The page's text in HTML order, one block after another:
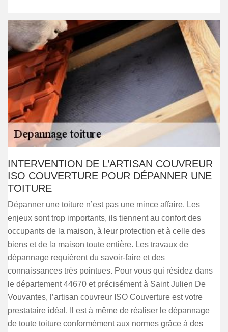
INTERVENTION DE L’ARTISAN COUVREUR
ISO COUVERTURE POUR DÉPANNER UNE
TOITURE
Dépanner une toiture n’est pas une mince affaire. Les
enjeux sont trop importants, ils tiennent au confort des
occupants de la maison, à leur protection et à celle des
biens et de la maison toute entière. Les travaux de
dépannage requièrent du savoir-faire et des
connaissances très pointues. Pour vous qui résidez dans
le département 44670 et précisément à Saint Julien De
Vouvantes, l’artisan couvreur ISO Couverture est votre
prestataire idéal. Il est à même de réaliser le dépannage
de toute toiture conformément aux normes grâce à des